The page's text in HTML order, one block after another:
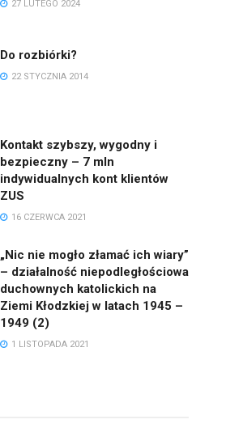
27 LUTEGO 2024
Do rozbiórki?
22 STYCZNIA 2014
Kontakt szybszy, wygodny i
bezpieczny – 7 mln
indywidualnych kont klientów
ZUS
16 CZERWCA 2021
„Nic nie mogło złamać ich wiary”
– działalność niepodległościowa
duchownych katolickich na
Ziemi Kłodzkiej w latach 1945 –
1949 (2)
1 LISTOPADA 2021